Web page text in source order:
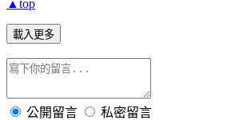
▲top
載入更多
公開留言 私密留言